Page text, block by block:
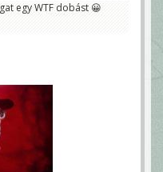
egy WTF dobást 😀